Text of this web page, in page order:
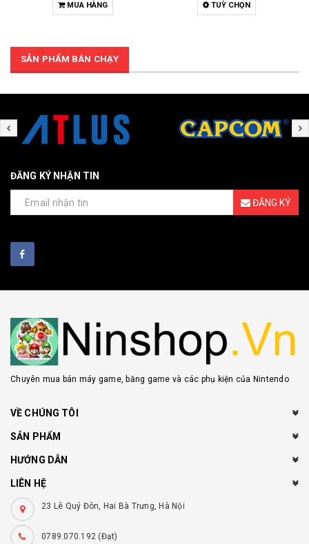
MUA HÀNG TUỲ CHỌN
SẢN PHẨM BÁN CHẠY
ĐĂNG KÝ NHẬN TIN
ĐĂNG KÝ
Chuyên mua bán máy game, băng game và các phụ kiện của Nintendo
VỀ CHÚNG TÔI
SẢN PHẨM
HƯỚNG DẪN
LIÊN HỆ
23 Lê Quý Đôn, Hai Bà Trưng, Hà Nội
0789.070.192 (Đạt)